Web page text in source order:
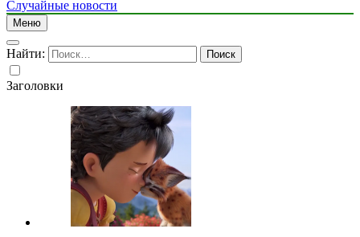
Случайные новости
Меню
Найти:
Заголовки